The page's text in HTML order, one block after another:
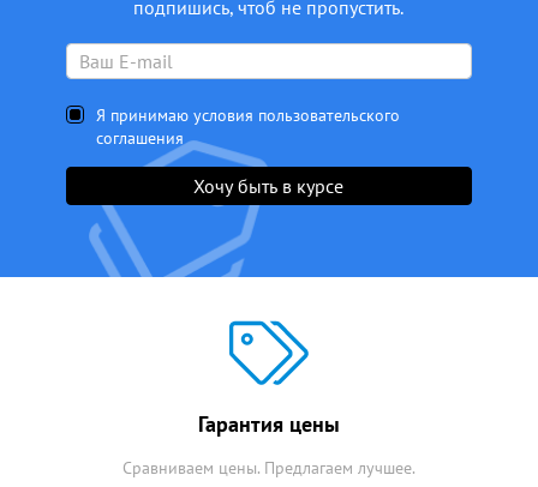
подпишись, чтоб не пропустить.
Я принимаю условия пользовательского
соглашения
Хочу быть в курсе
Гарантия цены
Сравниваем цены. Предлагаем лучшее.